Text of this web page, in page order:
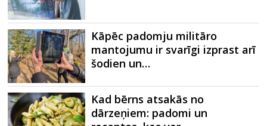
Kāpēc padomju militāro
mantojumu ir svarīgi izprast arī
šodien un…
Kad bērns atsakās no
dārzeņiem: padomi un